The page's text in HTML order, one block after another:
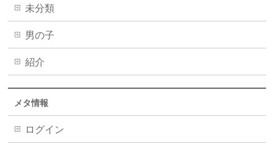
未分類
男の子
紹介
メタ情報
ログイン